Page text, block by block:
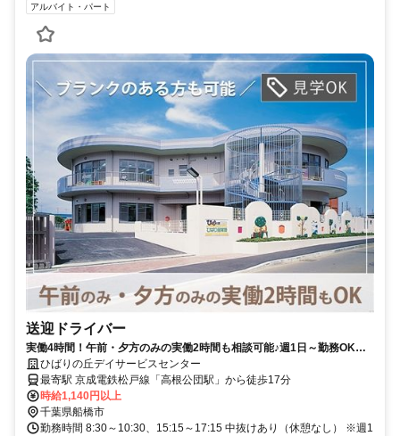
アルバイト・パート
送迎ドライバー
実働4時間！午前・夕方のみの実働2時間も相談可能♪週1日～勤務OK！
ブランクのある方も可能◇見学も可能【船橋市・高根公団駅・デイサー
ビス・送迎ドライバー・パート】
ひばりの丘デイサービスセンター
最寄駅 京成電鉄松戸線「高根公団駅」から徒歩17分
時給1,140円以上
千葉県船橋市
勤務時間 8:30～10:30、15:15～17:15 中抜けあり（休憩なし） ※週1